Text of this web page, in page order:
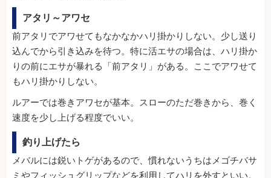
アタリ～アワセ
前アタリでアワせてもなかなかハリ掛かりしない。少し送り
込んでから引き込みを待つ。特に活エサの場合は、ハリ掛か
りの前にエサが暴れる「前アタリ」がある。ここでアワせて
もハリ掛かりしない。
ルアーでは巻きアワセが基本。スローのただ巻きから、巻く
速度を少し上げる程度でいい。
釣り上げたら
メバルには鋭いトゲがあるので、慣れないうちはメゴチバサ
ミやフィッシュグリップなどを利用してハリを外すといい。